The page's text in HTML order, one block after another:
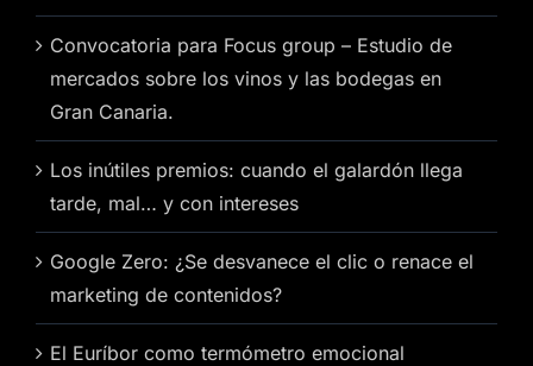
Convocatoria para Focus group – Estudio de
mercados sobre los vinos y las bodegas en
Gran Canaria.
Los inútiles premios: cuando el galardón llega
tarde, mal… y con intereses
Google Zero: ¿Se desvanece el clic o renace el
marketing de contenidos?
El Euríbor como termómetro emocional